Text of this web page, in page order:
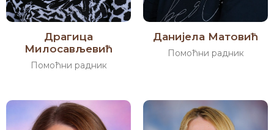
Драгица
Милосављевић
Помоћни радник
Данијела Матовић
Помоћни радник